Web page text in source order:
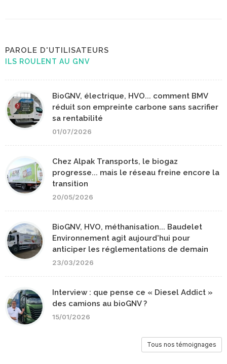
PAROLE D'UTILISATEURS
ILS ROULENT AU GNV
BioGNV, électrique, HVO... comment BMV
réduit son empreinte carbone sans sacrifier
sa rentabilité
01/07/2026
Chez Alpak Transports, le biogaz
progresse... mais le réseau freine encore la
transition
20/05/2026
BioGNV, HVO, méthanisation... Baudelet
Environnement agit aujourd'hui pour
anticiper les réglementations de demain
23/03/2026
Interview : que pense ce « Diesel Addict »
des camions au bioGNV ?
15/01/2026
Tous nos témoignages